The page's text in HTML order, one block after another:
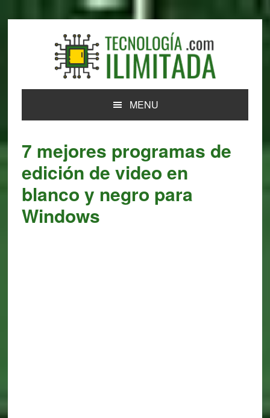
MENU
7 mejores programas de
edición de video en
blanco y negro para
Windows